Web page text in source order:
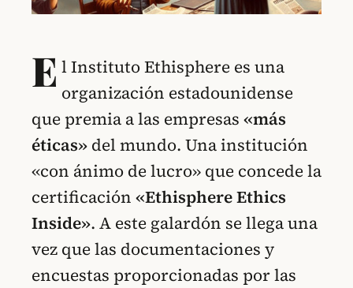
E l Instituto Ethisphere es una
organización estadounidense
que premia a las empresas «más
éticas» del mundo. Una institución
«con ánimo de lucro» que concede la
certificación «Ethisphere Ethics
Inside». A este galardón se llega una
vez que las documentaciones y
encuestas proporcionadas por las